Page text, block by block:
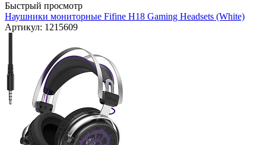
Быстрый просмотр
Наушники мониторные Fifine H18 Gaming Headsets (White)
Артикул: 1215609